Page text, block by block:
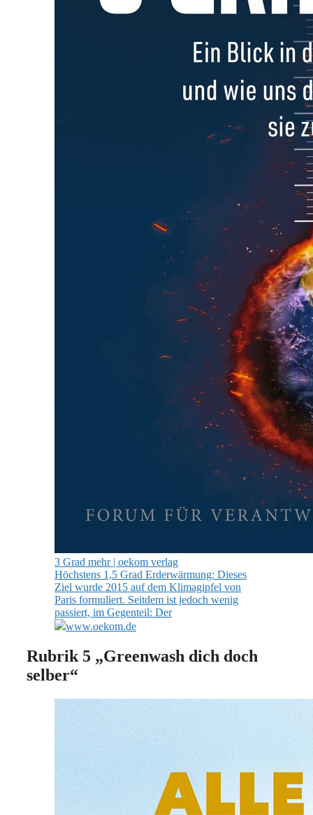
3 Grad mehr | oekom verlag
Höchstens 1,5 Grad Erderwärmung: Dieses
Ziel wurde 2015 auf dem Klimagipfel von
Paris formuliert. Seitdem ist jedoch wenig
passiert, im Gegenteil: Der
www.oekom.de
Rubrik 5 „Greenwash dich doch
selber“